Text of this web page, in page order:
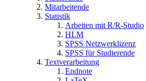
Mitarbeitende
Statistik
Arbeiten mit R/R-Studio
HLM
SPSS Netzwerklizenz
SPSS für Studierende
Textverarbeitung
Endnote